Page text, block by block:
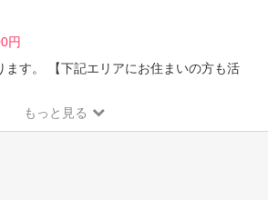
円
す。 【下記エリアにお住まいの方も活
もっと見る